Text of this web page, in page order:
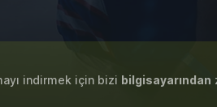
indirmek için bizi bilgisayarından